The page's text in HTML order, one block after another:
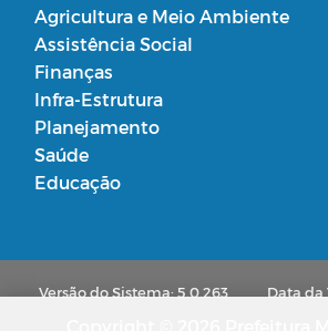
Agricultura e Meio Ambiente
Assistência Social
Finanças
Infra-Estrutura
Planejamento
Saúde
Educação
Versão do Sistema: 5.0.263 Data da